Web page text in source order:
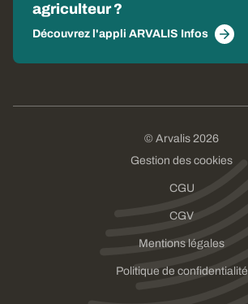
agriculteur ?
Découvrez l'appli ARVALIS Infos
© Arvalis 2026
Gestion des cookies
CGU
CGV
Mentions légales
Politique de confidentialité